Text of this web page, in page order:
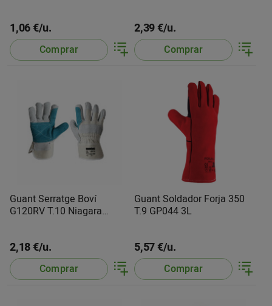
1,06 €/u.
Comprar
2,39 €/u.
Comprar
Guant Serratge Boví
G120RV T.10 Niagara
2,18 €/u.
Comprar
Guant Soldador Forja 350
T.9 GP044 3L
5,57 €/u.
Comprar